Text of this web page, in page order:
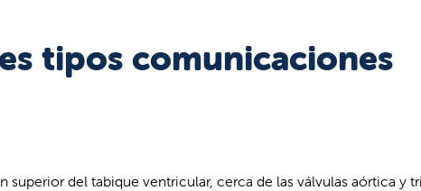
tipos comunicaciones
superior del tabique ventricular, cerca de las válvulas aórtica y